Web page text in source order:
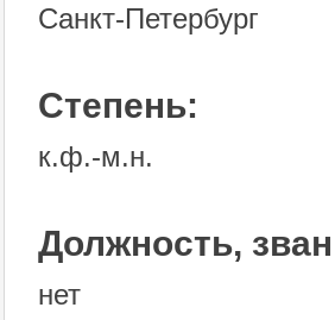
Санкт-Петербург
Степень:
к.ф.-м.н.
Должность,
нет